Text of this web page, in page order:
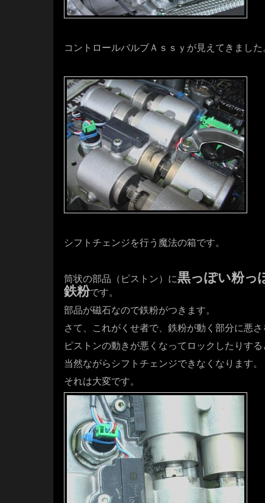
コントロールバルブＡｓｓｙが見えてきました
シフトチェンジを行う魔法の箱です。
筒状の部品（ピストン）に黒っぽい粉っ
鉄粉です。
部品が磁石なので鉄粉がつきます。
さて、これがくせ者で、鉄粉が動く部分に悪
ピストンの動きが悪くなってロックしたりする
当然ながらシフトチェンジできなくなります。
それは大変です。